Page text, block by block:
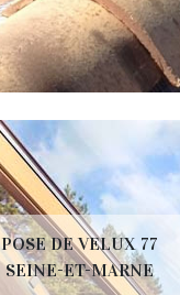
POSE DE VELUX 77
SEINE-ET-MARNE